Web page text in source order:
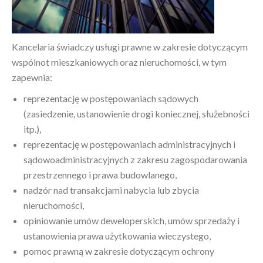
Kancelaria świadczy usługi prawne w zakresie dotyczącym
wspólnot mieszkaniowych oraz nieruchomości, w tym
zapewnia:
reprezentację w postępowaniach sądowych
(zasiedzenie, ustanowienie drogi koniecznej, służebności
itp.),
reprezentację w postępowaniach administracyjnych i
sądowoadministracyjnych z zakresu zagospodarowania
przestrzennego i prawa budowlanego,
nadzór nad transakcjami nabycia lub zbycia
nieruchomości,
opiniowanie umów deweloperskich, umów sprzedaży i
ustanowienia prawa użytkowania wieczystego,
pomoc prawną w zakresie dotyczącym ochrony